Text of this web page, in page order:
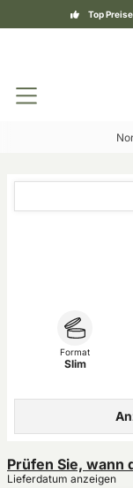
Top Preise
Format
Slim
Prüfen Sie, wann
Lieferdatum anzeigen